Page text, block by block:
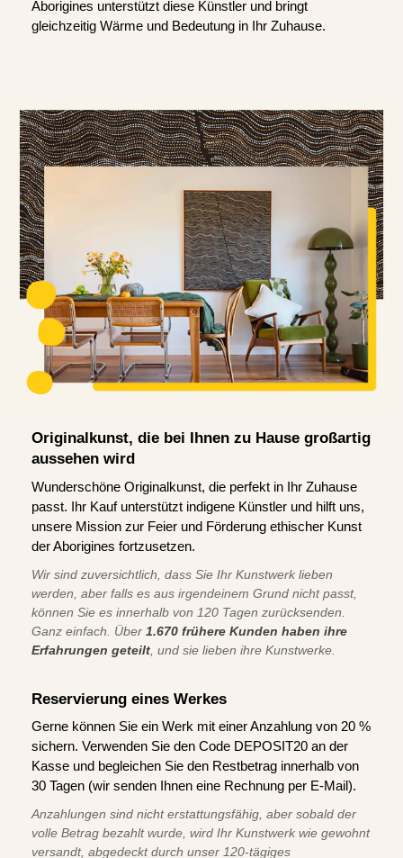
Aborigines unterstützt diese Künstler und bringt
gleichzeitig Wärme und Bedeutung in Ihr Zuhause.
Originalkunst, die bei Ihnen zu Hause großartig
aussehen wird
Wunderschöne Originalkunst, die perfekt in Ihr Zuhause
passt. Ihr Kauf unterstützt indigene Künstler und hilft uns,
unsere Mission zur Feier und Förderung ethischer Kunst
der Aborigines fortzusetzen.
Wir sind zuversichtlich, dass Sie Ihr Kunstwerk lieben
werden, aber falls es aus irgendeinem Grund nicht passt,
können Sie es innerhalb von 120 Tagen zurücksenden.
Ganz einfach. Über 1.670 frühere Kunden haben ihre
Erfahrungen geteilt , und sie lieben ihre Kunstwerke.
Reservierung eines Werkes
Gerne können Sie ein Werk mit einer Anzahlung von 20 %
sichern. Verwenden Sie den Code DEPOSIT20 an der
Kasse und begleichen Sie den Restbetrag innerhalb von
30 Tagen (wir senden Ihnen eine Rechnung per E-Mail).
Anzahlungen sind nicht erstattungsfähig, aber sobald der
volle Betrag bezahlt wurde, wird Ihr Kunstwerk wie gewohnt
versandt, abgedeckt durch unser 120-tägiges